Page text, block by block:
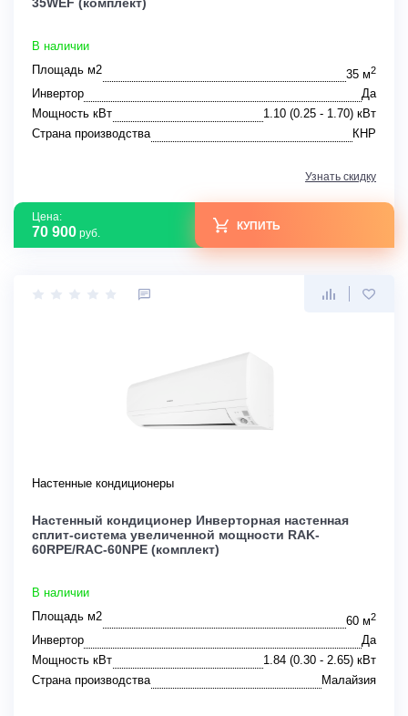
В наличии
Площадь м2
35 м2
Инвертор
Да
Мощность кВт
1.10 (0.25 - 1.70) кВт
Страна производства
КНР
Узнать скидку
Цена:
70 900 руб.
КУПИТЬ
Настенные кондиционеры
Настенный кондиционер Инверторная настенная
сплит-система увеличенной мощности RAK-
60RPE/RAC-60NPE (комплект)
В наличии
Площадь м2
60 м2
Инвертор
Да
Мощность кВт
1.84 (0.30 - 2.65) кВт
Страна производства
Малайзия